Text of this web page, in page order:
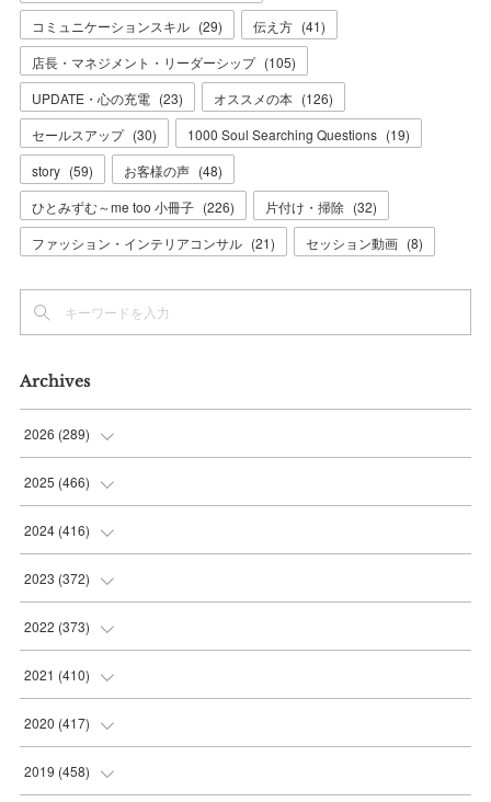
コミュニケーションスキル (29) 伝え方 (41)
店長・マネジメント・リーダーシップ (105)
UPDATE・心の充電 (23) オススメの本 (126)
セールスアップ (30) 1000 Soul Searching Questions (19)
story (59) お客様の声 (48)
ひとみずむ～me too 小冊子 (226) 片付け・掃除 (32)
ファッション・インテリアコンサル (21) セッション動画 (8)
Archives
2026 (289)
(10
(36
(37
(42
2025 (466)
(56
(37
(35
(36
2024 (416)
(38
(39
(38
(36
2023 (372)
(31
(30
(30
(30
2022 (373)
(31
(33
(31
2021 (410)
(32
(32
2020 (417)
(35
2019 (458)